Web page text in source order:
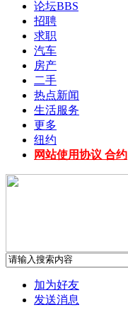
论坛BBS
招聘
求职
汽车
房产
二手
热点新闻
生活服务
更多
纽约
网站使用协议 合约
加为好友
发送消息